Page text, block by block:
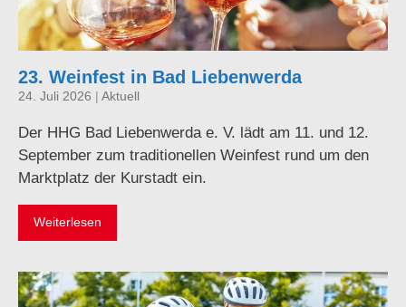
23. Weinfest in Bad Liebenwerda
24. Juli 2026 | Aktuell
Der HHG Bad Liebenwerda e. V. lädt am 11. und 12.
September zum traditionellen Weinfest rund um den
Marktplatz der Kurstadt ein.
Weiterlesen